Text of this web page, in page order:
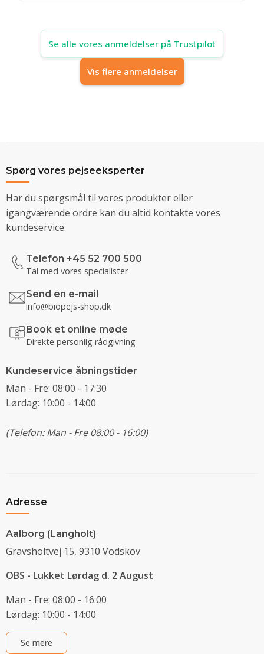
Se alle vores anmeldelser på Trustpilot
Vis flere anmeldelser
Spørg vores pejseeksperter
Har du spørgsmål til vores produkter eller
igangværende ordre kan du altid kontakte vores
kundeservice.
Telefon +45 52 700 500
Tal med vores specialister
Send en e-mail
info@biopejs-shop.dk
Book et online møde
Direkte personlig rådgivning
Kundeservice åbningstider
Man - Fre: 08:00 - 17:30
Lørdag: 10:00 - 14:00
(Telefon: Man - Fre 08:00 - 16:00)
Adresse
Aalborg (Langholt)
Gravsholtvej 15, 9310 Vodskov
OBS - Lukket Lørdag d. 2 August
Man - Fre: 08:00 - 16:00
Lørdag: 10:00 - 14:00
Se mere